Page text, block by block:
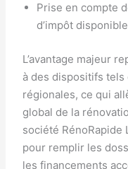
Prise en compte
d’impôt
L’avantage majeur
à des dispositifs tels
régionales, ce qui
global de la
société RénoRapide
pour remplir les
les financements